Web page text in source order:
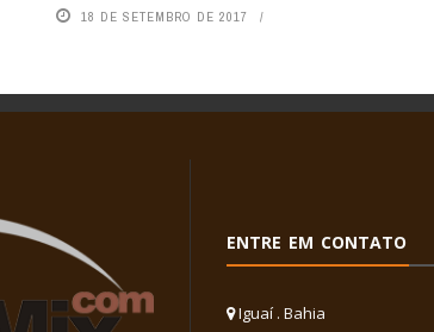
18 DE SETEMBRO DE 2017
ENTRE EM CONTATO
Iguaí . Bahia